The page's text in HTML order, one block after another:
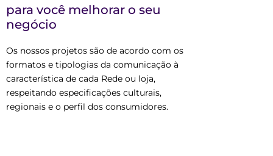
para você melhorar o seu
negócio
Os nossos projetos são de acordo com os
formatos e tipologias da comunicação à
característica de cada Rede ou loja,
respeitando especificações culturais,
regionais e o perfil dos consumidores.